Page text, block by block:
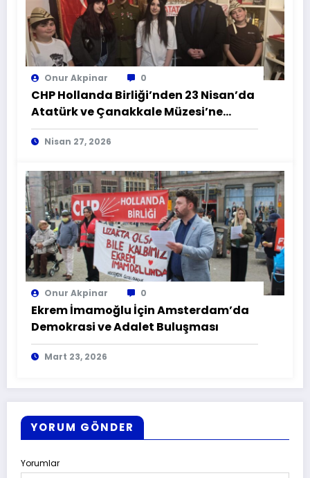
Onur Akpinar 0
CHP Hollanda Birliği’nden 23 Nisan’da
Atatürk ve Çanakkale Müzesi’ne
Anlamlı Ziyaret
Nisan 27, 2026
Onur Akpinar 0
Ekrem İmamoğlu İçin Amsterdam’da
Demokrasi ve Adalet Buluşması
Mart 23, 2026
YORUM GÖNDER
Yorumlar